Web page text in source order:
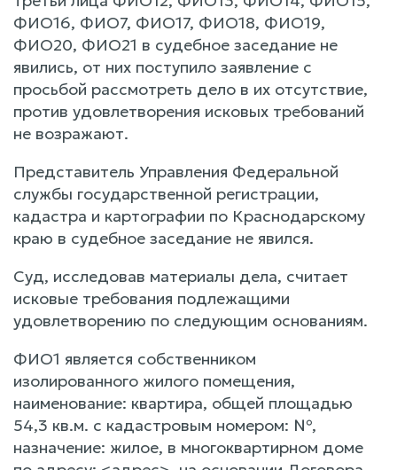
ФИО16, ФИО7, ФИО17, ФИО18, ФИО19,
ФИО20, ФИО21 в судебное заседание не
явились, от них поступило заявление с
просьбой рассмотреть дело в их отсутствие,
против удовлетворения исковых требований
не возражают.
Представитель Управления Федеральной
службы государственной регистрации,
кадастра и картографии по Краснодарскому
краю в судебное заседание не явился.
Суд, исследовав материалы дела, считает
исковые требования подлежащими
удовлетворению по следующим основаниям.
ФИО1 является собственником
изолированного жилого помещения,
наименование: квартира, общей площадью
54,3 кв.м. с кадастровым номером: №,
назначение: жилое, в многоквартирном доме